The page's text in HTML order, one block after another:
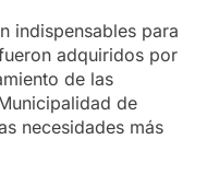
indispensables para
adquiridos por
de las
de
necesidades más